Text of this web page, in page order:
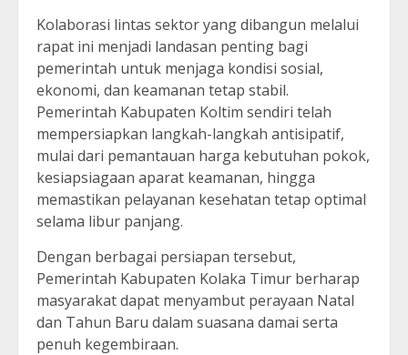
Kolaborasi lintas sektor yang dibangun melalui
rapat ini menjadi landasan penting bagi
pemerintah untuk menjaga kondisi sosial,
ekonomi, dan keamanan tetap stabil.
Pemerintah Kabupaten Koltim sendiri telah
mempersiapkan langkah-langkah antisipatif,
mulai dari pemantauan harga kebutuhan pokok,
kesiapsiagaan aparat keamanan, hingga
memastikan pelayanan kesehatan tetap optimal
selama libur panjang.
Dengan berbagai persiapan tersebut,
Pemerintah Kabupaten Kolaka Timur berharap
masyarakat dapat menyambut perayaan Natal
dan Tahun Baru dalam suasana damai serta
penuh kegembiraan.